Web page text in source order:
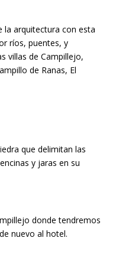
la arquitectura con esta
ríos, puentes, y
villas de Campillejo,
de Ranas, El
que delimitan las
y jaras en su
donde tendremos
nuevo al hotel.